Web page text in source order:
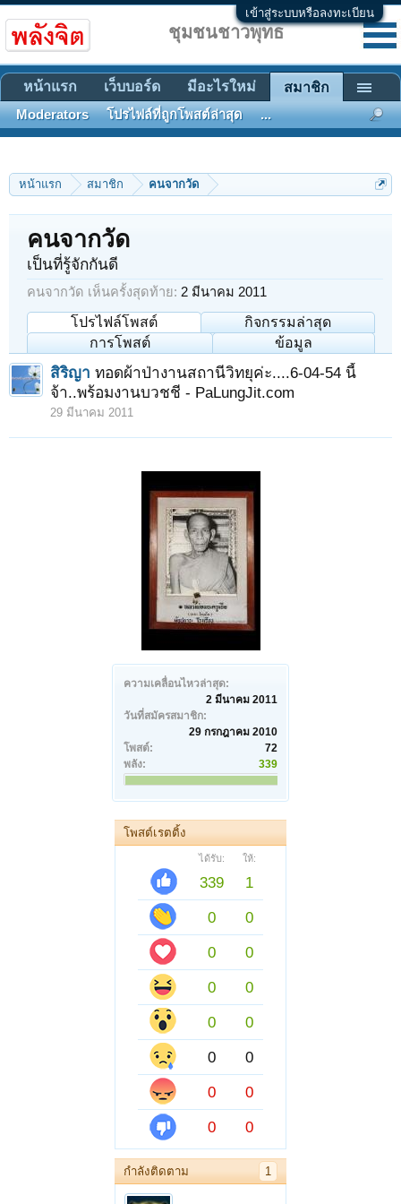
เข้าสู่ระบบหรือลงทะเบียน
หน้าแรก สมาชิก คนจากวัด
ความเคลื่อนไหวล่าสุด:
2 มีนาคม 2011
วันที่สมัครสมาชิก:
29 กรกฎาคม 2010
โพสต์:
72
พลัง:
339
โพสต์เรตติ้ง
ได้รับ: ให้:
339
1
0
0
0
0
0
0
0
0
0
0
0
0
0
0
กำลังติดตาม 1
คนจากวัด
เป็นที่รู้จักกันดี
คนจากวัด เห็นครั้งสุดท้าย: 2 มีนาคม 2011
โปรไฟล์โพสต์
กิจกรรมล่าสุด
การโพสต์
ข้อมูล
สิริญา ทอดผ้าป่างานสถานีวิทยุค่ะ....6-04-54 นี้
จ้า..พร้อมงานบวชชี - PaLungJit.com
29 มีนาคม 2011
ชุมชนชาวพุทธ
หน้าแรก เว็บบอร์ด มีอะไรใหม่ สมาชิก
Moderators โปรไฟล์ที่ถูกโพสต์ล่าสุด ...